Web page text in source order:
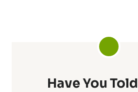
Have You